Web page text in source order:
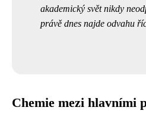
akademický svět nikdy
právě dnes najde odvahu
Chemie mezi hlavními